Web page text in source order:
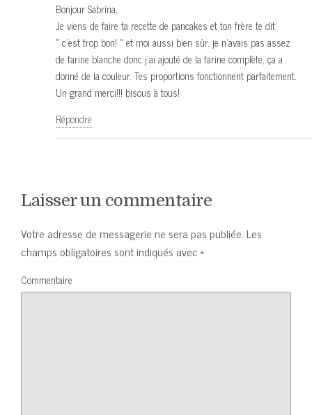
Bonjour Sabrina,
Je viens de faire ta recette de pancakes et ton frère te dit
« c’est trop bon! » et moi aussi bien sûr. je n’avais pas assez
de farine blanche donc j’ai ajouté de la farine complète, ça a
donné de la couleur. Tes proportions fonctionnent parfaitement.
Un grand merci!!! bisous à tous!
Répondre
Laisser un commentaire
Votre adresse de messagerie ne sera pas publiée. Les
champs obligatoires sont indiqués avec*
Commentaire